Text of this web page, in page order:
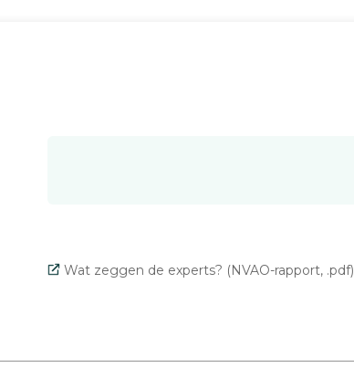
Wat zeggen de experts? (NVAO-rapport, .pdf)